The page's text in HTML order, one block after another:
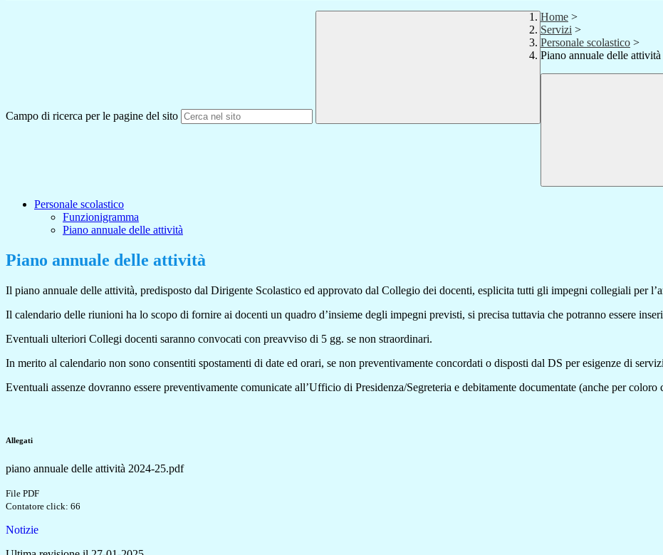
Campo di ricerca per le pagine del sito
Home >
Servizi >
Personale scolastico >
Piano annuale delle attività
Personale scolastico
Funzionigramma
Piano annuale delle attività
Piano annuale delle attività
Il piano annuale delle attività, predisposto dal Dirigente Scolastico ed approvato dal Collegio dei docenti, esplicita tutti gli impegni collegiali per
Il calendario delle riunioni ha lo scopo di fornire ai docenti un quadro d’insieme degli impegni previsti, si precisa tuttavia che potranno essere
Eventuali ulteriori Collegi docenti saranno convocati con preavviso di 5 gg. se non straordinari.
In merito al calendario non sono consentiti spostamenti di date ed orari, se non preventivamente concordati o disposti dal DS per esigenze di
Eventuali assenze dovranno essere preventivamente comunicate all’Ufficio di Presidenza/Segreteria e debitamente documentate (anche per
Allegati
piano annuale delle attività 2024-25.pdf
File PDF
Contatore click: 66
Notizie